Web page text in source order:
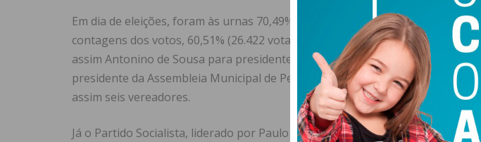
Em dia de eleições, foram às urnas 70,49% dos eleitores penafidelenses
contagens dos votos, 60,51% (26.422 votantes) foram atribuídos à Coligação
assim Antonino de Sousa para presidente da Câmara Municipal de Penafiel e
presidente da Assembleia Municipal de Penafiel. A coligação conquistou
assim seis vereadores.
Já o Partido Socialista, liderado por Paulo Araújo Correia, que se apresentou